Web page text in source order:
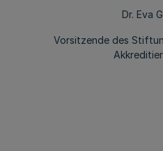
Dr. Eva
Vorsitzende des